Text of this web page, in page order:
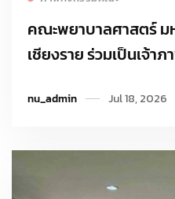
คณะพยาบาลศาสตร์ ม
เชียงราย ร่วมเป็นเจ้า
ปริยัติกิจ (หลวงปู่อัมพร
nu_admin Jul 18, 2026